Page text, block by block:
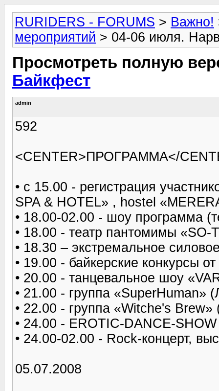
RURIDERS - FORUMS > Важно!
мероприятий > 04-06 июля.
Просмотреть полную
Байкфест
admin
592
<CENTER>ПРОГРАММА</
• с 15.00 - регистрация
SPA & HOTEL» , hostel
• 18.00-02.00 - шоу программа
• 18.00 - театр пантомимы
• 18.30 – экстремальное
• 19.00 - байкерские конкурсы
• 20.00 - танцевальное шоу
• 21.00 - группа «SuperHuman»
• 22.00 - группа «Witche's Brew»
• 24.00 - EROTIC-DANCE-SHOW
• 24.00-02.00 - Rock-концерт,
05.07.2008